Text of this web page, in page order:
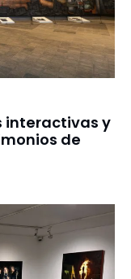
interactivas y
de